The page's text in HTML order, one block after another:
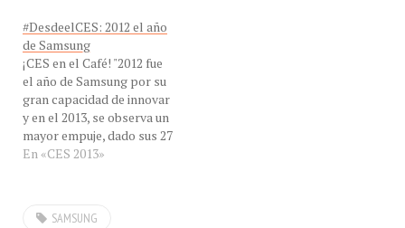
#DesdeelCES: 2012 el año
de Samsung
¡CES en el Café! "2012 fue
el año de Samsung por su
gran capacidad de innovar
y en el 2013, se observa un
mayor empuje, dado sus 27
premios" reporta Jesús
Marquez, con
hablarnos de las últimas
En «CES 2013»
SAMSUNG